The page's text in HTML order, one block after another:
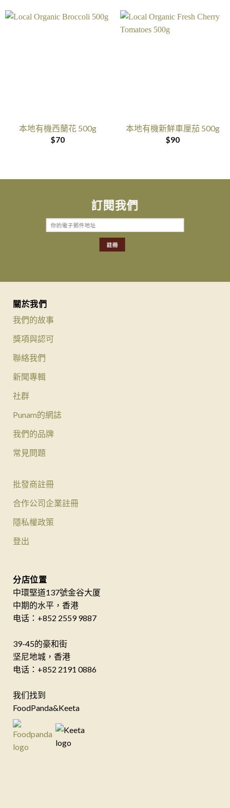
本地有機西蘭花 500g
$70
本地有機新鮮車厘茄 500g
$90
訂閱我們
關於我們
我們的故事
獎項與認可
聯絡我們
新聞專輯
社群
Punam的網誌
我們的品牌
常見問題
批發商註冊
合作公司企業註冊
隱私權政策
登出
分店位置
中環堅道137號金谷大厦
中期的水平，香港
电话：+852 2559 9887
39-45的豪和街
坚尼地城，香港
电话：+852 2191 0886
我们找到
FoodPanda&Keeta